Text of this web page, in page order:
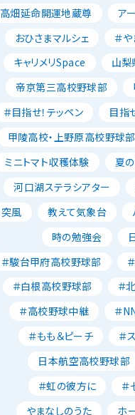
高畑延命開運地蔵尊
ア
おひさまマルシェ
＃
キャリメリSpace
山梨
帝京第三高校野球部
＃目指せ！テッペン
目指
甲陵高校・上野原高校野球部
ミニトマト収穫体験
夏
河口湖ステラシアター
突風
教えて気象台
時の勉強会
＃駿台甲府高校野球部
＃白根高校野球部
＃
＃高校野球中継
＃
＃もも＆ピーチ
＃
日本航空高校野球部
＃虹の彼方に
＃
やまなしのうた
ホ